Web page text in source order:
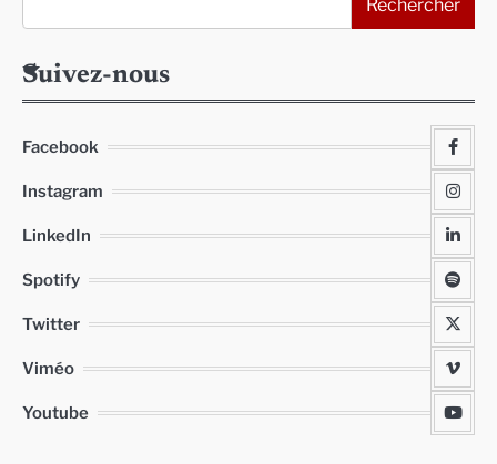
Rechercher
Suivez-nous
Facebook
Instagram
LinkedIn
Spotify
Twitter
Viméo
Youtube